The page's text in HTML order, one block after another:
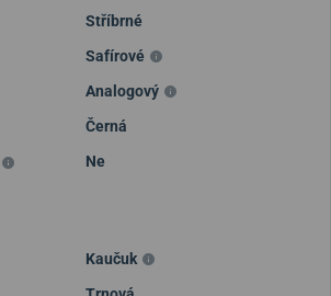
Stříbrné
Safírové
Analogový
Černá
Ne
Kaučuk